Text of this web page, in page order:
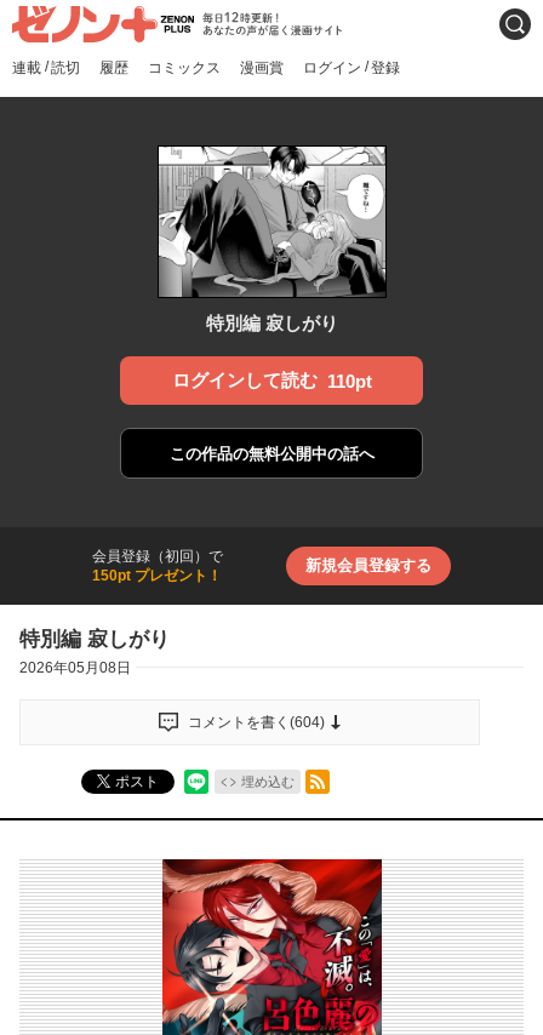
ゼノンプラス
毎日12時更新！あなたの声
が届く漫画サイト
連載 /読切 履歴 コミックス 漫画賞 ログイン /登録
検索
特別編 寂しがり
ログインして読む 110pt
この作品の無料公開中の話へ
会員登録（初回）で
150pt プレゼント！
新規会員登録する
特別編 寂しがり
2026年05月08日
コメントを書く(604)
ポスト 埋め込む
RSSフィード